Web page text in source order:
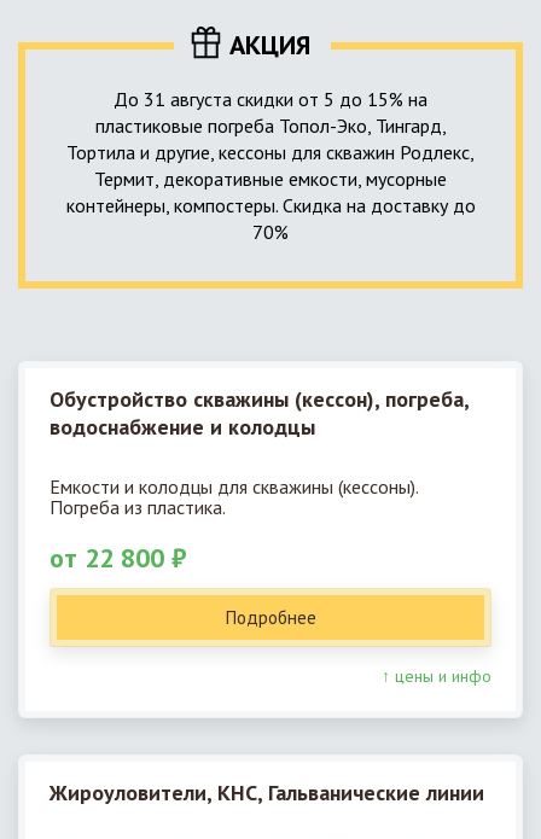
до выгребной ямы, септика или станции ГБО.
АКЦИЯ
До 31 августа скидки от 5 до 15% на
пластиковые погреба Топол-Эко, Тингард,
Тортила и другие, кессоны для скважин Родлекс,
Термит, декоративные емкости, мусорные
контейнеры, компостеры. Скидка на доставку до
70%
Обустройство скважины (кессон), погреба,
водоснабжение и колодцы
Емкости и колодцы для скважины (кессоны).
Погреба из пластика.
от 22 800 ₽
Подробнее
↑ цены и инфо
Жироуловители, КНС, Гальванические линии